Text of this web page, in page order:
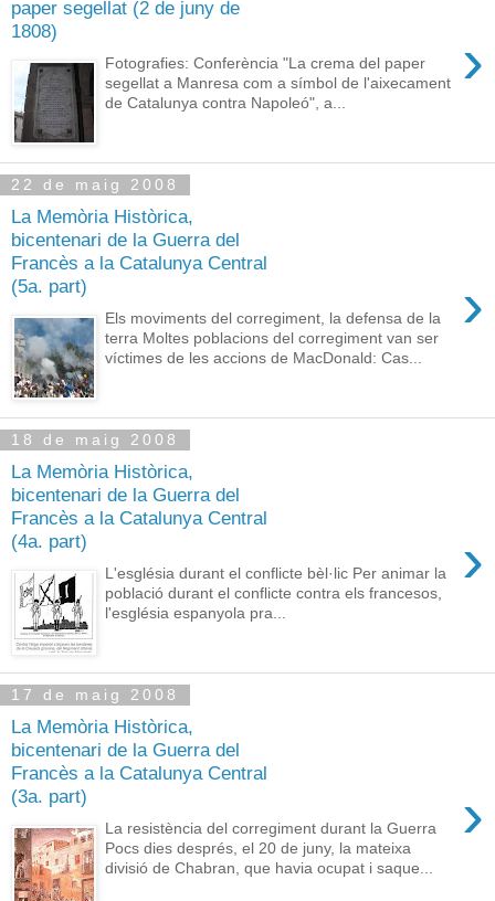
paper segellat (2 de juny de
1808)
›
Fotografies: Conferència "La crema del paper
segellat a Manresa com a símbol de l'aixecament
de Catalunya contra Napoleó", a...
22 de maig 2008
La Memòria Històrica,
bicentenari de la Guerra del
Francès a la Catalunya Central
(5a. part)
›
Els moviments del corregiment, la defensa de la
terra Moltes poblacions del corregiment van ser
víctimes de les accions de MacDonald: Cas...
18 de maig 2008
La Memòria Històrica,
bicentenari de la Guerra del
Francès a la Catalunya Central
(4a. part)
›
L'església durant el conflicte bèl·lic Per animar la
població durant el conflicte contra els francesos,
l'església espanyola pra...
17 de maig 2008
La Memòria Històrica,
bicentenari de la Guerra del
Francès a la Catalunya Central
(3a. part)
›
La resistència del corregiment durant la Guerra
Pocs dies després, el 20 de juny, la mateixa
divisió de Chabran, que havia ocupat i saque...